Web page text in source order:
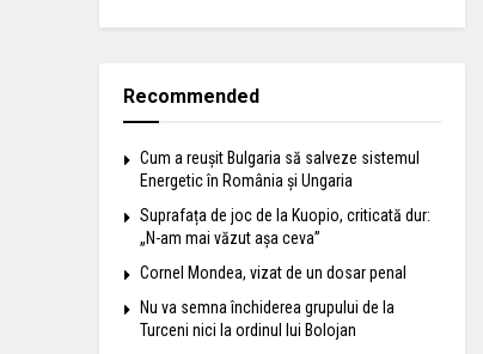
Recommended
Cum a reușit Bulgaria să salveze sistemul
Energetic în România și Ungaria
Suprafața de joc de la Kuopio, criticată dur:
„N-am mai văzut așa ceva”
Cornel Mondea, vizat de un dosar penal
Nu va semna închiderea grupului de la
Turceni nici la ordinul lui Bolojan